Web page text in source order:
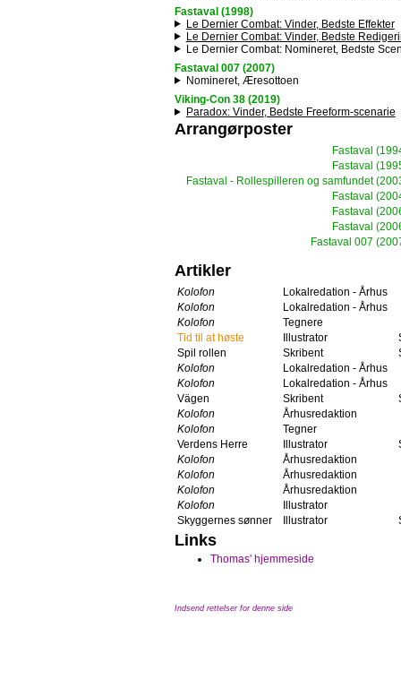
Fastaval (1998)
Le Dernier Combat: Vinder, Bedste Effekter
Le Dernier Combat: Vinder, Bedste
Le Dernier Combat: Nomineret, Bedste
Fastaval 007 (2007)
Nomineret, Æresottoen
Viking-Con 38 (2019)
Paradox: Vinder, Bedste Freeform-scenarie
Arrangørposter
Fastaval
Fastaval
Fastaval - Rollespilleren og samfundet
Fastaval
Fastaval
Fastaval
Fastaval 007
Artikler
Kolofon
Lokalredation - Århus
Kolofon
Lokalredation - Århus
Kolofon
Tegnere
Tid til at høste
Illustrator
Spil rollen
Skribent
Kolofon
Lokalredation - Århus
Kolofon
Lokalredation - Århus
Vägen
Skribent
Kolofon
Århusredaktion
Kolofon
Tegner
Verdens Herre
Illustrator
Kolofon
Århusredaktion
Kolofon
Århusredaktion
Kolofon
Århusredaktion
Kolofon
Illustrator
Skyggernes sønner
Illustrator
Links
Thomas' hjemmeside
Indsend rettelser for denne side